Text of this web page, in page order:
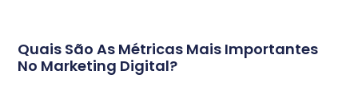
Quais São As Métricas Mais Importantes
No Marketing Digital?